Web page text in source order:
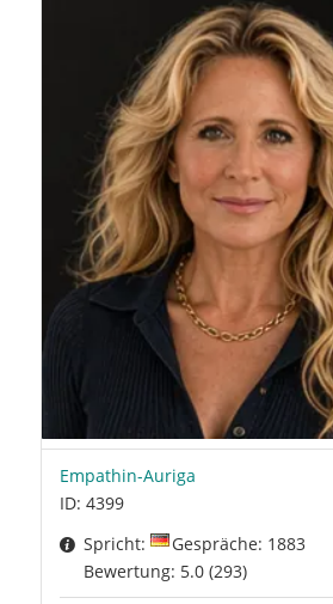
Empathin-Auriga
ID: 4399
Spricht:
Gespräche: 1883
Bewertung: 5.0 (293)